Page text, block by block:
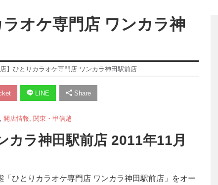
オケ専門店 ワンカラ神
】ひとりカラオケ専門店 ワンカラ神田駅前店
LINE Share
開店情報 関東・甲信越
ラ神田駅前店 2011年11月
ひとりカラオケ専門店 ワンカラ神田駅前店」をオー